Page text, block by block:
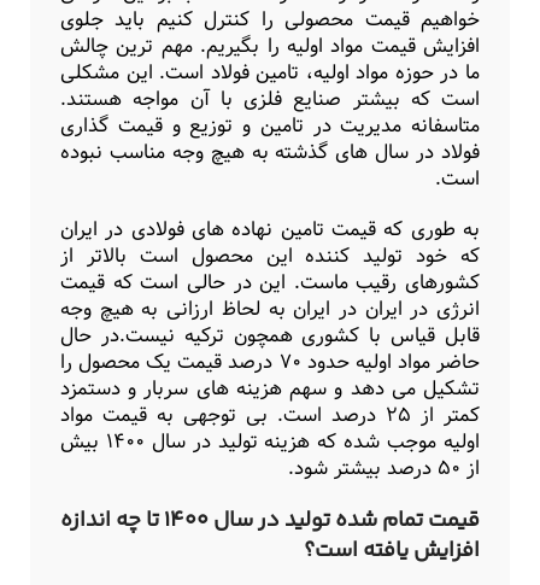
خواهیم قیمت محصولی را کنترل کنیم باید جلوی
افزایش قیمت مواد اولیه را بگیریم. مهم ترین چالش
ما در حوزه مواد اولیه، تامین فولاد است. این مشکلی
است که بیشتر صنایع فلزی با آن مواجه هستند.
متاسفانه مدیریت در تامین و توزیع و قیمت گذاری
فولاد در سال های گذشته به هیچ وجه مناسب نبوده
است.
به طوری که قیمت تامین نهاده های فولادی در ایران
که خود تولید کننده این محصول است بالاتر از
کشورهای رقیب ماست. این در حالی است که قیمت
انرژی در ایران در ایران به لحاظ ارزانی به هیچ وجه
قابل قیاس با کشوری همچون ترکیه نیست.در حال
حاضر مواد اولیه حدود ۷۰ درصد قیمت یک محصول را
تشکیل می دهد و سهم هزینه های سربار و دستمزد
کمتر از ۲۵ درصد است. بی توجهی به قیمت مواد
اولیه موجب شده که هزینه تولید در سال ۱۴۰۰ بیش
از ۵۰ درصد بیشتر شود.
قیمت تمام شده تولید در سال ۱۴۰۰ تا چه اندازه
افزایش یافته است؟